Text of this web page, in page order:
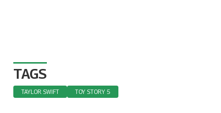
TAGS
TAYLOR SWIFT TOY STORY 5